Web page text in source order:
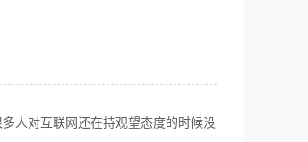
人对互联网还在持观望态度的时候没